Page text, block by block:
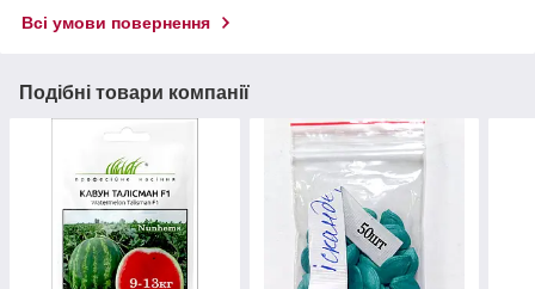
Всі умови повернення
Подібні товари компанії